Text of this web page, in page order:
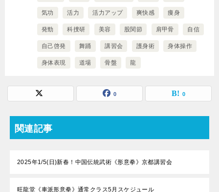
気功 活力 活力アップ 爽快感 痩身
発勁 科捜研 美容 股関節 肩甲骨 自信
自己啓発 舞踊 講習会 護身術 身体操作
身体表現 道場 骨盤 龍
0 0
関連記事
2025年1/5(日)新春！中国伝統武術《形意拳》京都講習会
旺龍堂《車派形意拳》通常クラス5月スケジュール